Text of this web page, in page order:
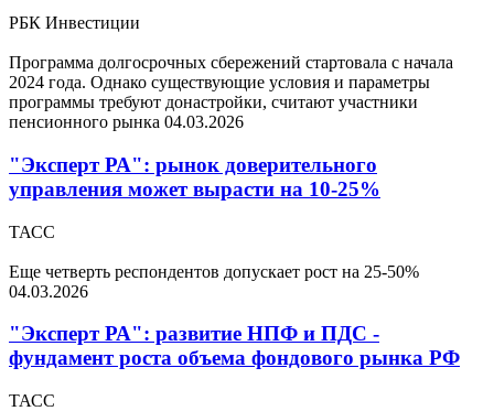
РБК Инвестиции
Программа долгосрочных сбережений стартовала с начала
2024 года. Однако существующие условия и параметры
программы требуют донастройки, считают участники
пенсионного рынка 04.03.2026
"Эксперт РА": рынок доверительного
управления может вырасти на 10-25%
ТАСС
Еще четверть респондентов допускает рост на 25-50%
04.03.2026
"Эксперт РА": развитие НПФ и ПДС -
фундамент роста объема фондового рынка РФ
ТАСС